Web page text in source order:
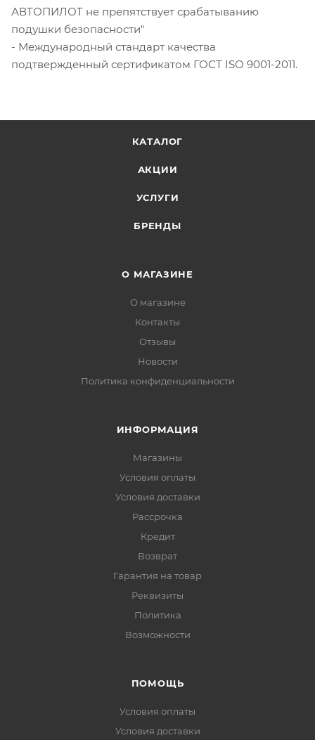
АВТОПИЛОТ не препятствует срабатыванию
подушки безопасности"
- Международный стандарт качества
подтвержденный сертификатом ГОСТ ISO 9001-2011.
КАТАЛОГ
АКЦИИ
УСЛУГИ
БРЕНДЫ
О МАГАЗИНЕ
О магазине
Контакты
Отзывы
Новости
Политика конфиденциальности
ИНФОРМАЦИЯ
Магазины
Условия оплаты
Условия доставки
Рассрочка
Кредит
Возврат
Гарантия на товар
Реквизиты
Политика
Возможности
ПОМОЩЬ
Условия оплаты
Условия доставки